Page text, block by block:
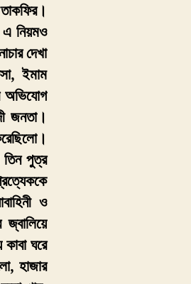
এ নিয়মও
দেখা
ইমাম
অভিযোগ
জনতা।
পুত্র
ও
ঘরে
হাজার